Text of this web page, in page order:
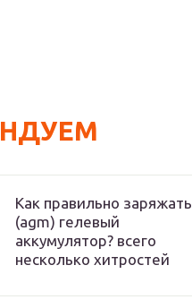
Как правильно заряжать
(agm) гелевый
аккумулятор? всего
несколько хитростей